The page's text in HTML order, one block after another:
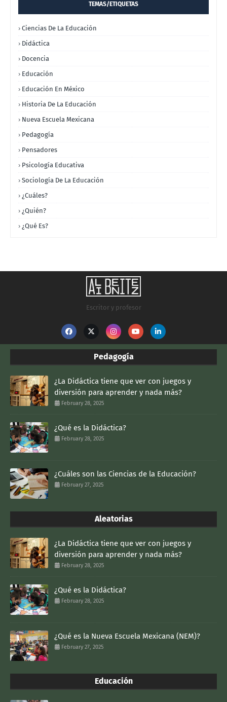
TEMAS/ETIQUETAS
Ciencias De La Educación
Didáctica
Docencia
Educación
Educación En México
Historia De La Educación
Nueva Escuela Mexicana
Pedagogía
Pensadores
Psicología Educativa
Sociología De La Educación
¿Cuáles?
¿Quién?
¿Qué Es?
Escritor y profesor
Pedagogía
¿La Didáctica tiene que ver con juegos y
diversión para aprender y nada más?
February 28, 2025
¿Qué es la Didáctica?
February 28, 2025
¿Cuáles son las Ciencias de la Educación?
February 27, 2025
Aleatorias
¿La Didáctica tiene que ver con juegos y
diversión para aprender y nada más?
February 28, 2025
¿Qué es la Didáctica?
February 28, 2025
¿Qué es la Nueva Escuela Mexicana (NEM)?
February 27, 2025
Educación